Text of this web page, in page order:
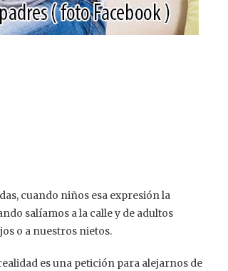
cuando niños esa expresión la
salíamos a la calle y de adultos
o a nuestros nietos.
es una petición para alejarnos de